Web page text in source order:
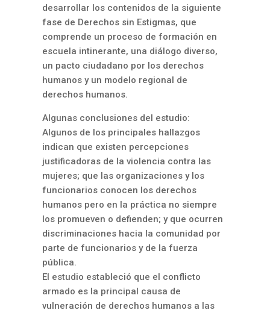
desarrollar los contenidos de la siguiente
fase de Derechos sin Estigmas, que
comprende un proceso de formación en
escuela intinerante, una diálogo diverso,
un pacto ciudadano por los derechos
humanos y un modelo regional de
derechos humanos.
Algunas conclusiones del estudio:
Algunos de los principales hallazgos
indican que existen percepciones
justificadoras de la violencia contra las
mujeres; que las organizaciones y los
funcionarios conocen los derechos
humanos pero en la práctica no siempre
los promueven o defienden; y que ocurren
discriminaciones hacia la comunidad por
parte de funcionarios y de la fuerza
pública.
El estudio estableció que el conflicto
armado es la principal causa de
vulneración de derechos humanos a las